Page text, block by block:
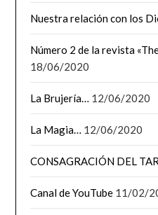
Nuestra relación con los
Número 2 de la revista
18/06/2020
La Brujería… 12/06/2020
La Magia… 12/06/2020
CONSAGRACIÓN DEL
Canal de YouTube 11/02/